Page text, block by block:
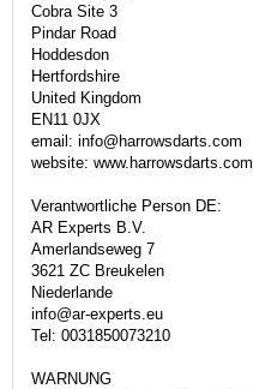
Cobra Site 3
Pindar Road
Hoddesdon
Hertfordshire
United Kingdom
EN11 0JX
email: info@harrowsdarts.com
website: www.harrowsdarts.com
Verantwortliche Person DE:
AR Experts B.V.
Amerlandseweg 7
3621 ZC Breukelen
Niederlande
info@ar-experts.eu
Tel: 0031850073210
WARNUNG